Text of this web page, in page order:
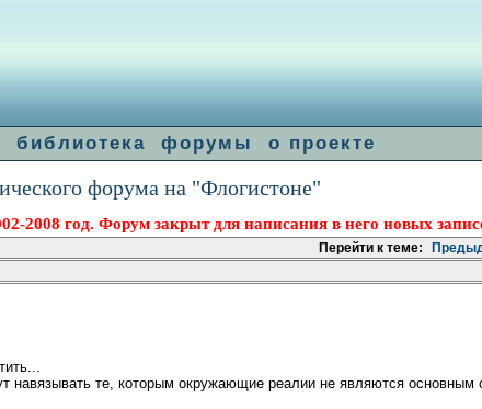
библиотека форумы о проекте
форума на "Флогистоне"
2008 год. Форум закрыт для написания в него новых
Перейти к теме:
те, которым окружающие реалии не являются основным